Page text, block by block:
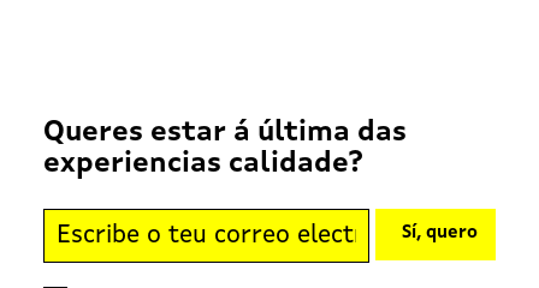
Queres estar á última das
experiencias calidade?
Sí, quero